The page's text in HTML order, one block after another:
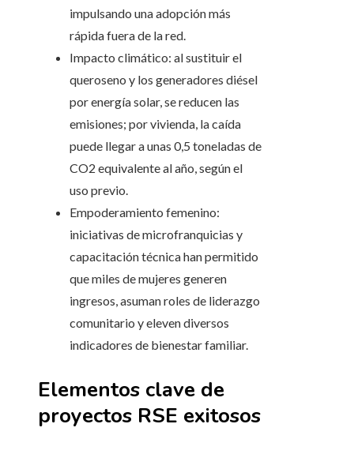
impulsando una adopción más
rápida fuera de la red.
Impacto climático: al sustituir el
queroseno y los generadores diésel
por energía solar, se reducen las
emisiones; por vivienda, la caída
puede llegar a unas 0,5 toneladas de
CO2 equivalente al año, según el
uso previo.
Empoderamiento femenino:
iniciativas de microfranquicias y
capacitación técnica han permitido
que miles de mujeres generen
ingresos, asuman roles de liderazgo
comunitario y eleven diversos
indicadores de bienestar familiar.
Elementos clave de
proyectos RSE exitosos